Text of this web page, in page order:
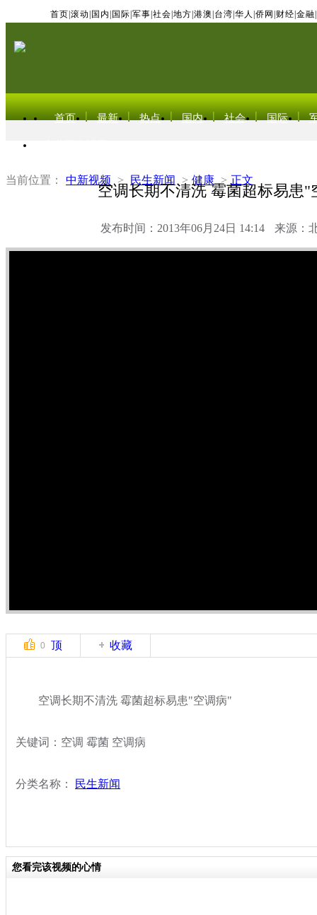
首页 滚动 国内 国际 军事 社会 地方 港澳 台湾 华人 侨网 财经 金融
首页 最新 热点 国内 社会 国际
当前位置： 中新视频 > 民生新闻 > 健康 > 正文
空调长期不清洗 霉菌超标易患"
发布时间：2013年06月24日 14:14 来源：
0 顶 收藏
空调长期不清洗 霉菌超标易患"空调病"
关键词：空调 霉菌 空调病
分类名称： 民生新闻
您看完该视频的心情